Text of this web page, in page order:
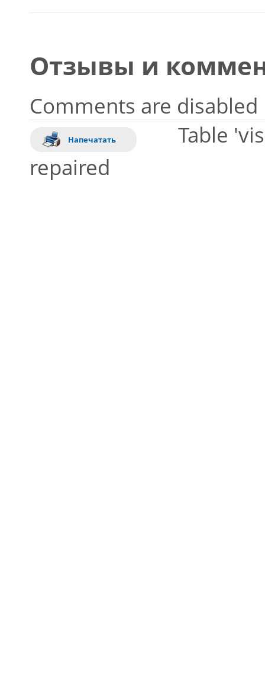
Отзывы и
Comments are disabled
Напечатать
Table
repaired